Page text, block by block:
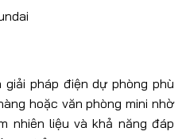
pháp điện dự phòng phù
hoặc văn phòng mini nhờ
nhiên liệu và khả năng đáp